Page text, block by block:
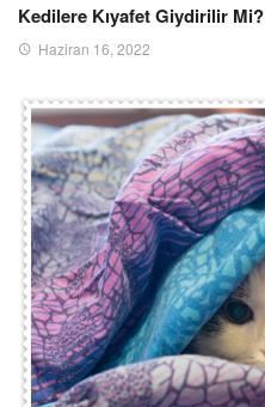
Kedilere Kıyafet Giydirilir Mi?
Haziran 16, 2022